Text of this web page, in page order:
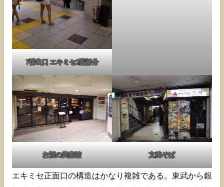
7番出口 エキミセ1階部分
お酒の美術館 文殊そば
エキミセ正面口の構造はかなり複雑である。東武から銀